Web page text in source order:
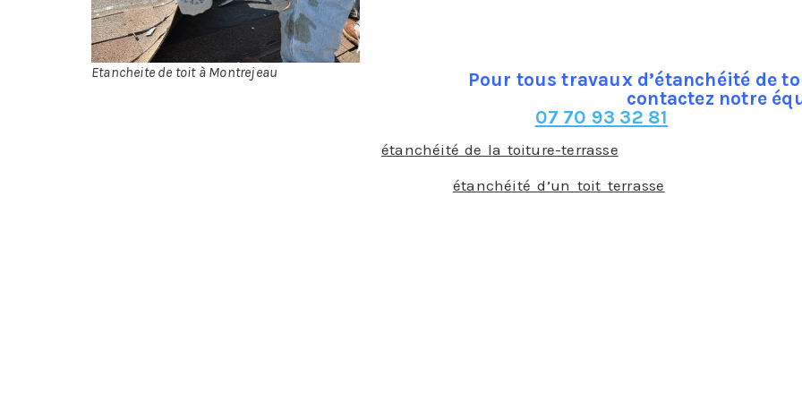
Etancheite de toit à Montrejeau
Pour tous travaux d’étanchéité de
contactez notre
07 70 93 32 81
Comme pour n’importe quelle toiture, l’étanchéité de la toiture-terrasse
étanchéité d’un toit terrasse